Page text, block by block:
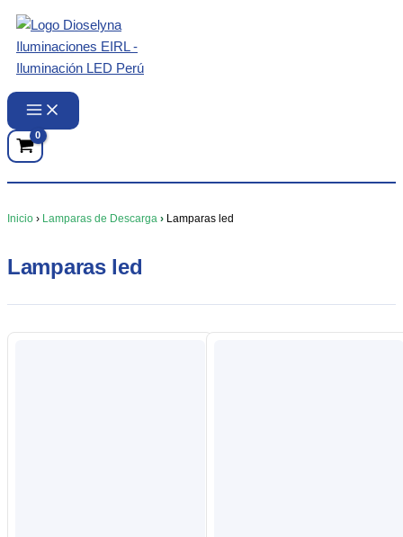
contenido
Inicio › Lamparas de Descarga › Lamparas led
Lamparas led